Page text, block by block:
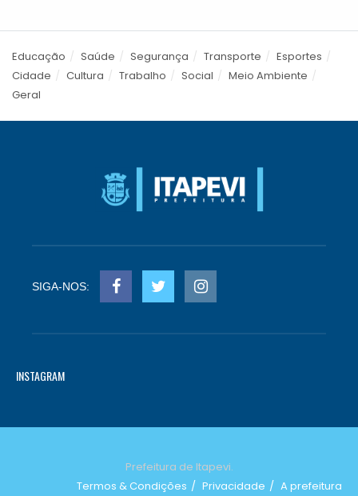
Educação Saúde Segurança Transporte
Esportes
Cidade
Cultura Trabalho Social
Meio Ambiente
Geral
SIGA-NOS:
INSTAGRAM
Prefeitura de Itapevi.
Termos & Condições
Privacidade A prefeitura